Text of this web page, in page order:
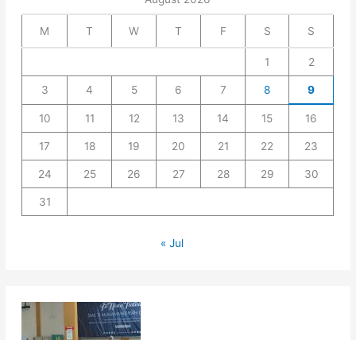
M T W T F S S
1 2
3 4 5 6 7 8 9
10 11 12 13 14 15 16
17 18 19 20 21 22 23
24 25 26 27 28 29 30
31
« Jul